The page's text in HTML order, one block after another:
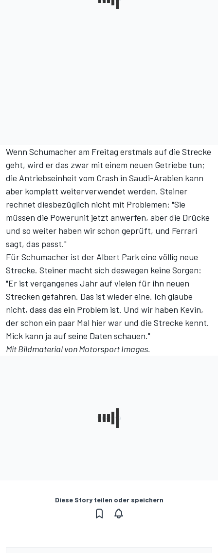
Wenn Schumacher am Freitag erstmals auf die Strecke
geht, wird er das zwar mit einem neuen Getriebe tun;
die Antriebseinheit vom Crash in Saudi-Arabien kann
aber komplett weiterverwendet werden. Steiner
rechnet diesbezüglich nicht mit Problemen: "Sie
müssen die Powerunit jetzt anwerfen, aber die Drücke
und so weiter haben wir schon geprüft, und Ferrari
sagt, das passt."
Für Schumacher ist der Albert Park eine völlig neue
Strecke. Steiner macht sich deswegen keine Sorgen:
"Er ist vergangenes Jahr auf vielen für ihn neuen
Strecken gefahren. Das ist wieder eine. Ich glaube
nicht, dass das ein Problem ist. Und wir haben Kevin,
der schon ein paar Mal hier war und die Strecke kennt.
Mick kann ja auf seine Daten schauen."
Mit Bildmaterial vonMotorsport Images.
Diese Story teilen oder speichern